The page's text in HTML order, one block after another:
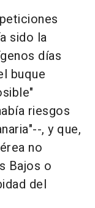
sido la
días
buque
riesgos
, y que,
no
Bajos o
del